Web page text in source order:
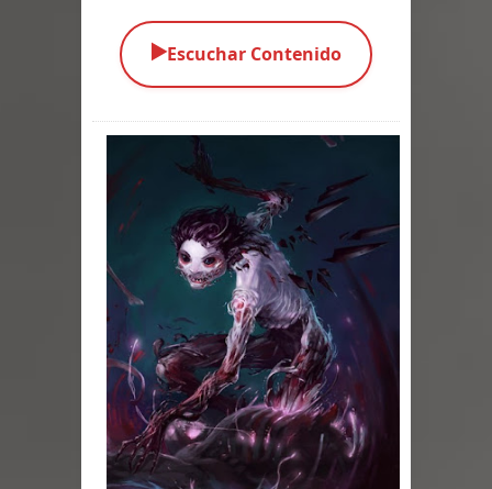
Parte 02: Los Muertos Gobiernan a
Parte 01: Escondido a Plena Luz
Parte 02: El Enemigo de mi Enemigo
Parte 06: Coletazos
Parte 05: Los Horrores del Infierno
Parte 04: Oídos Sordos
Parte 03: La Traición
Parte 02: Vuelve el Hijo Prodigo
▶️Escuchar Contenido